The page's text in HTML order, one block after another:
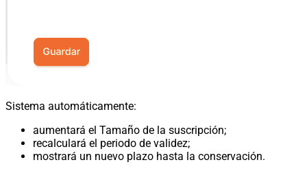
Sistema automáticamente:
aumentará el Tamaño de la suscripción;
recalculará el periodo de validez;
mostrará un nuevo plazo hasta la conservación.